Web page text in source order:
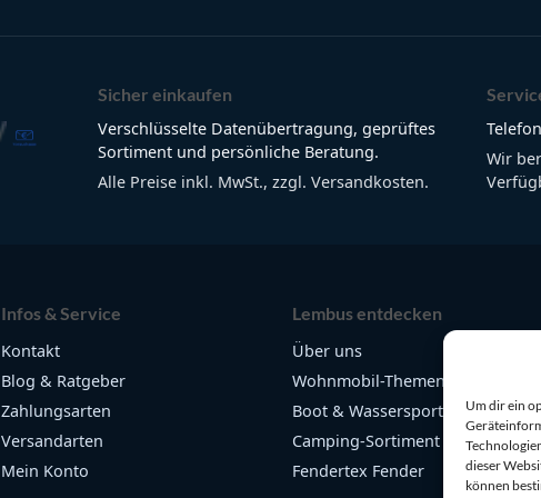
Um dir ein
dieser
können
Sicher einkaufen
Verschlüsselte Datenübertragung, geprüftes
Sortiment und persönliche Beratung.
Alle Preise inkl. MwSt., zzgl. Versandkosten.
Wir
Infos & Service
Kontakt
Blog & Ratgeber
Zahlungsarten
Versandarten
Mein Konto
Lembus entdecken
Über uns
Wohnmobil-Themen
Boot & Wassersport
Camping-Sortiment
Fendertex Fender